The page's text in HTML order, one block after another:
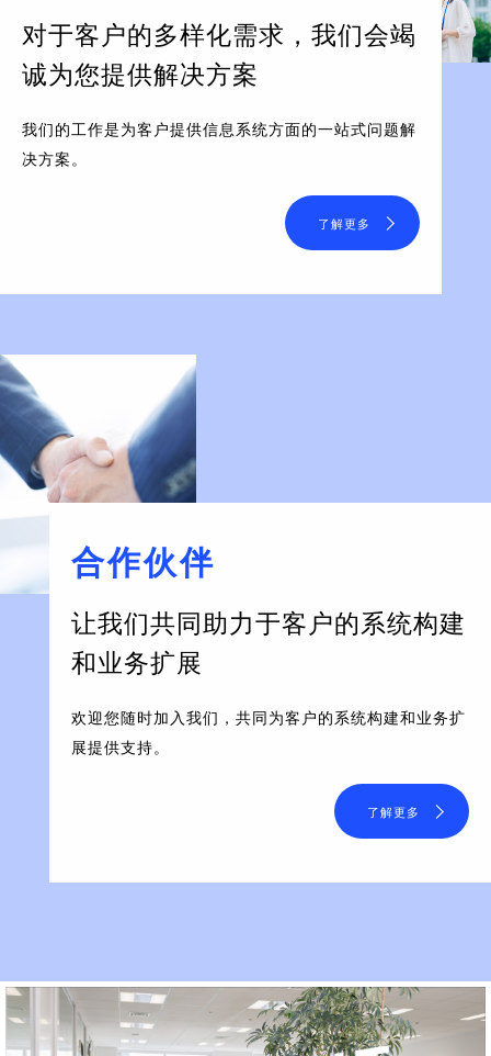
对于客户的多样化需求， 我们会竭
诚为您提供解决方案
我们的工作是为客户提供信息系统方面的一站式问题解
决方案。
了解更多
合作伙伴
让我们共同助力于客户的系统构建
和业务扩展
欢迎您随时加入我们，共同为客户的系统构建和业务扩
展提供支持。
了解更多